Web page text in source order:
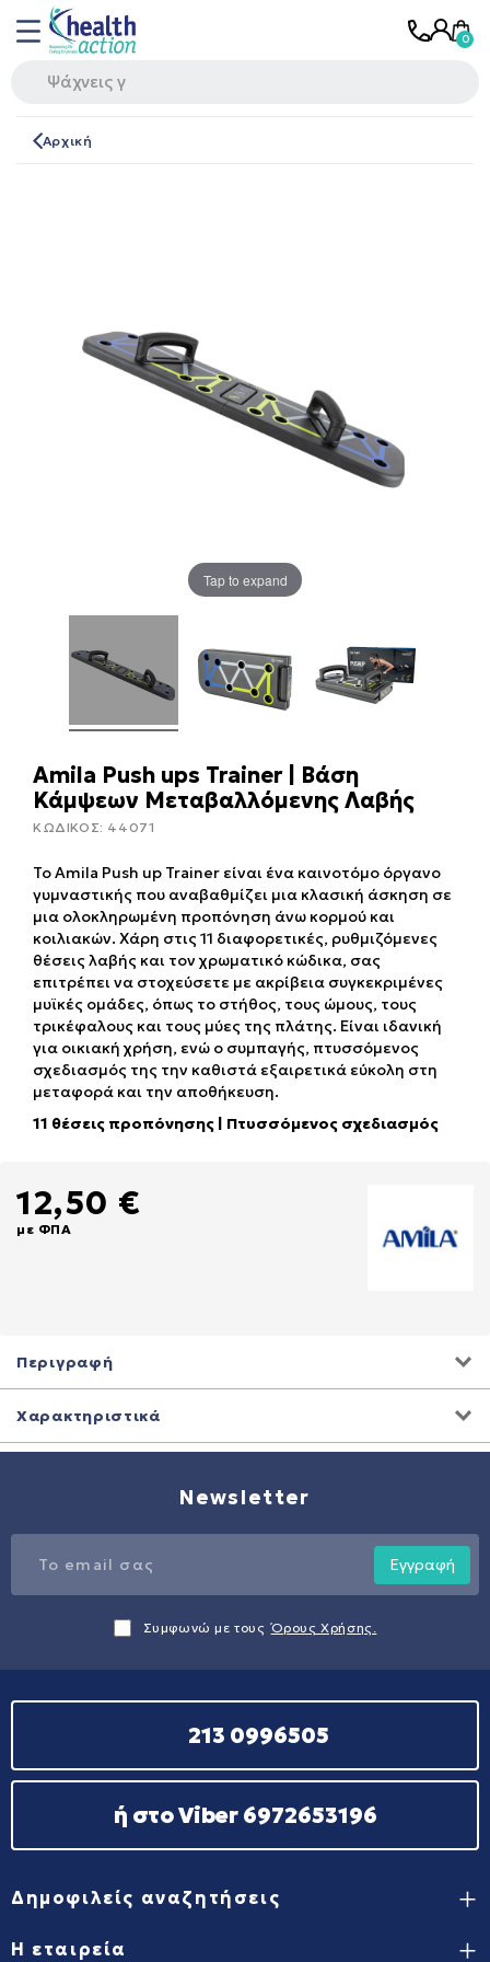
Αρχική
Tap to expand
Amila Push ups Trainer | Βάση
Κάμψεων Μεταβαλλόμενης Λαβής
ΚΩΔΙΚΟΣ: 44071
Το Amila Push up Trainer είναι ένα καινοτόμο όργανο
γυμναστικής που αναβαθμίζει μια κλασική άσκηση σε
μια ολοκληρωμένη προπόνηση άνω κορμού και
κοιλιακών. Χάρη στις 11 διαφορετικές, ρυθμιζόμενες
θέσεις λαβής και τον χρωματικό κώδικα, σας
επιτρέπει να στοχεύσετε με ακρίβεια συγκεκριμένες
μυϊκές ομάδες, όπως το στήθος, τους ώμους, τους
τρικέφαλους και τους μύες της πλάτης. Είναι ιδανική
για οικιακή χρήση, ενώ ο συμπαγής, πτυσσόμενος
σχεδιασμός της την καθιστά εξαιρετικά εύκολη στη
μεταφορά και την αποθήκευση.
11 θέσεις προπόνησης | Πτυσσόμενος σχεδιασμός
12,50 €
με ΦΠΑ
Περιγραφή
Χαρακτηριστικά
Newsletter
Εγγραφή
Συμφωνώ με τους Όρους Χρήσης.
213 0996505
ή στο Viber 6972653196
Δημοφιλείς αναζητήσεις
Η εταιρεία